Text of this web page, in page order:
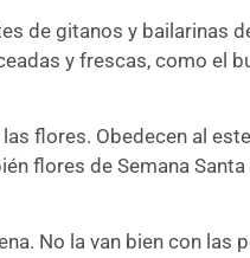
de gitanos y bailarinas
y frescas, como el
flores. Obedecen al
flores de Semana
No la van bien con las